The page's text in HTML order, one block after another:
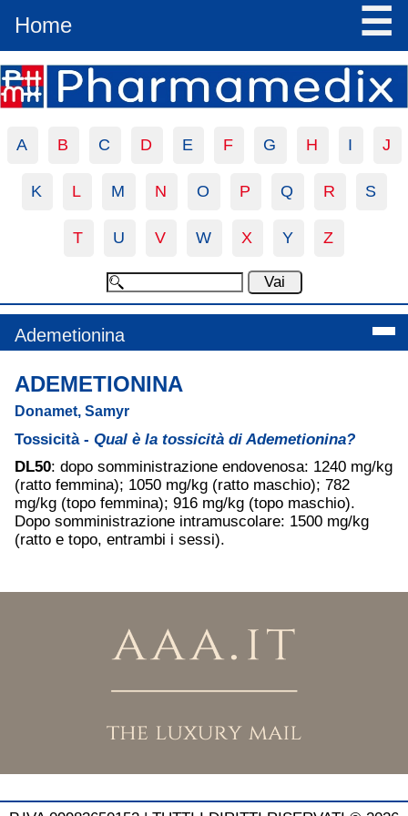
Home ☰
A B C D E F G H I J
K L M N O P Q R S
T U V W X Y Z
Ademetionina
ADEMETIONINA
Donamet, Samyr
Tossicità - Qual è la tossicità di Ademetionina?
DL50: dopo somministrazione endovenosa: 1240 mg/kg
(ratto femmina); 1050 mg/kg (ratto maschio); 782
mg/kg (topo femmina); 916 mg/kg (topo maschio).
Dopo somministrazione intramuscolare: 1500 mg/kg
(ratto e topo, entrambi i sessi).